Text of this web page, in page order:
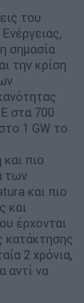
του
σημασία
την κρίση
στα 700
1 GW το
πιο
των
και πιο
και
έρχονται
κατάκτησης
2 χρόνια,
αντί να